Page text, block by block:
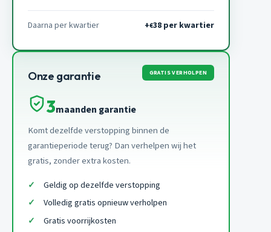
Daarna per kwartier +€38 per kwartier
Onze garantie GRATIS VERHOLPEN
3maanden garantie
Komt dezelfde verstopping binnen de
garantieperiode terug? Dan verhelpen wij het
gratis, zonder extra kosten.
Geldig op dezelfde verstopping
Volledig gratis opnieuw verholpen
Gratis voorrijkosten